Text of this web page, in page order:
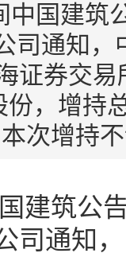
中国建筑
司通知
证券交
，增持
次增持
建筑公
司通知